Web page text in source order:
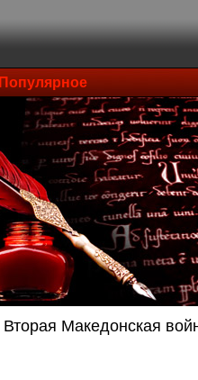
Популярное
Вторая Македонская